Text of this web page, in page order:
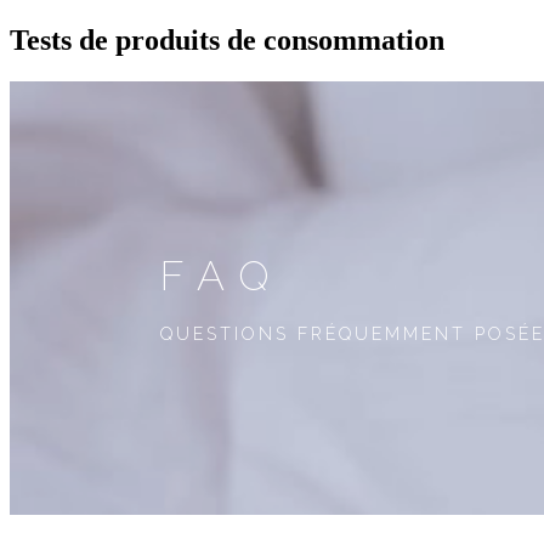
Tests de produits de consommation
FAQ
QUESTIONS FRÉQUEMMENT